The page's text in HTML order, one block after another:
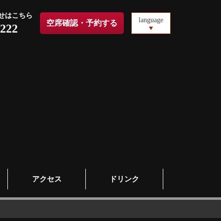
はこちら
空席確認・予約する language
アクセス ドリンク